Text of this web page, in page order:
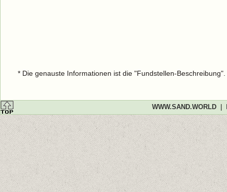
* Die genauste Informationen ist die "Fundstellen-
WWW.SAND.WORLD|